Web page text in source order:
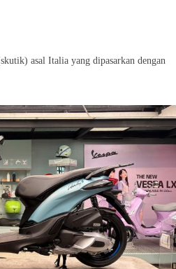
asal Italia yang dipasarkan dengan